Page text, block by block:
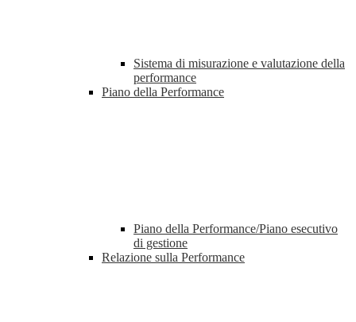
Sistema di misurazione e valutazione della
performance
Piano della Performance
Piano della Performance/Piano esecutivo
di gestione
Relazione sulla Performance